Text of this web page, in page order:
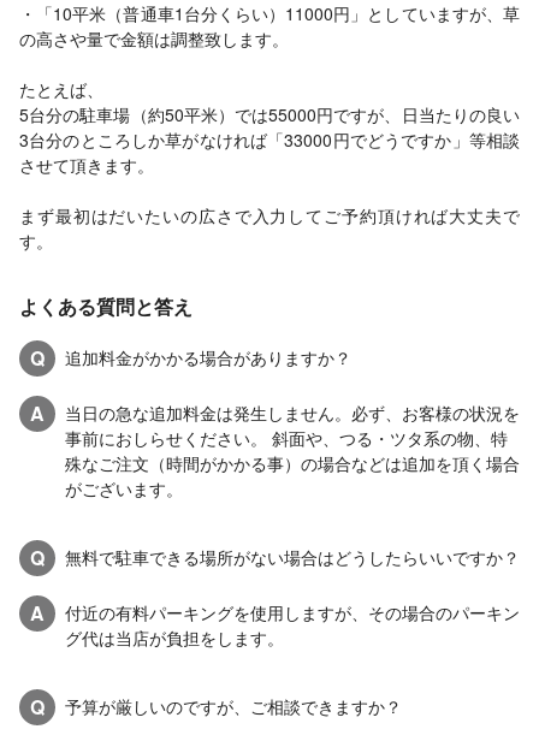
・「10平米（普通車1台分くらい）11000円」としていますが、草
の高さや量で金額は調整致します。
たとえば、
5台分の駐車場（約50平米）では55000円ですが、日当たりの良い
3台分のところしか草がなければ「33000円でどうですか」等相談
させて頂きます。
まず最初はだいたいの広さで入力してご予約頂ければ大丈夫で
す。
よくある質問と答え
Q
追加料金がかかる場合がありますか？
A
当日の急な追加料金は発生しません。必ず、お客様の状況を
事前におしらせください。 斜面や、つる・ツタ系の物、特
殊なご注文（時間がかかる事）の場合などは追加を頂く場合
がございます。
Q 無料で駐車できる場所がない場合はどうしたらいいですか？
A
付近の有料パーキングを使用しますが、その場合のパーキン
グ代は当店が負担をします。
Q 予算が厳しいのですが、ご相談できますか？